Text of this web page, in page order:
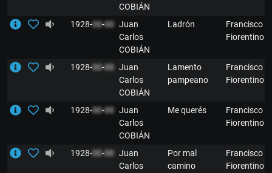
COBIÁN
1928-00-00 Juan
Carlos
COBIÁN
Ladrón
Francisco
Fiorentino
1928-00-00 Juan
Carlos
COBIÁN
Lamento
pampeano
Francisco
Fiorentino
1928-00-00 Juan
Carlos
COBIÁN
Me querés
Francisco
Fiorentino
1928-00-00 Juan
Carlos
Por mal
camino
Francisco
Fiorentino